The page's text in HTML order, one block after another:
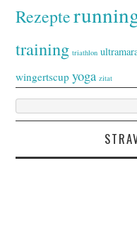
Rezepte
training triathlon
wingertscup yoga zitat